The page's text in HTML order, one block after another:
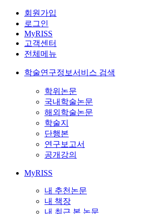
회원가입
로그인
MyRISS
고객센터
전체메뉴
학술연구정보서비스 검색
학위논문
국내학술논문
해외학술논문
학술지
단행본
연구보고서
공개강의
MyRISS
내 추천논문
내 책장
내 최근 본 논문